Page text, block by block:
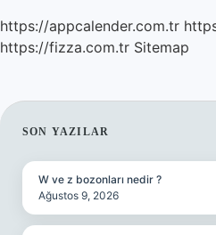
https://appcalender.com.tr
https://fizza.com.tr Sitemap
SIDEBAR
SON YAZILAR
W ve z bozonları nedir ?
Ağustos 9, 2026